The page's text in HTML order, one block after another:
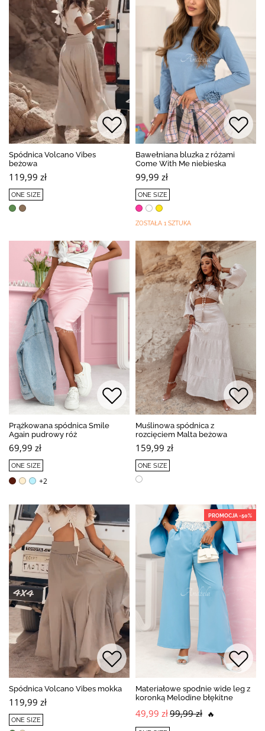
Spódnica Volcano Vibes
beżowa
119,99 zł
ONE SIZE
Bawełniana bluzka z różami
Come With Me niebieska
99,99 zł
ONE SIZE
ZOSTAŁA 1 SZTUKA
Prążkowana spódnica Smile
Again pudrowy róż
69,99 zł
ONE SIZE
+2
Muślinowa spódnica z
rozcięciem Malta beżowa
159,99 zł
ONE SIZE
Spódnica Volcano Vibes mokka
119,99 zł
ONE SIZE
PROMOCJA -50%
Materiałowe spodnie wide leg z
koronką Melodine błękitne
49,99 zł99,99 zł 🔥